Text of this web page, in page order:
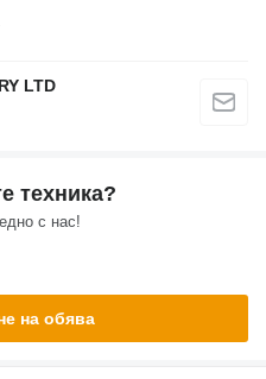
LTD
техника?
с нас!
на обява